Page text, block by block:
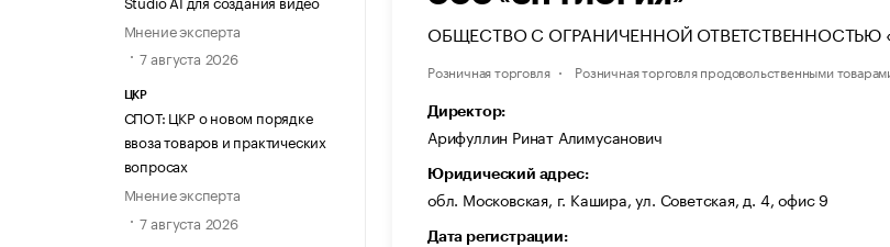
Мнение эксперта
7 августа 2026
ЦКР
СПОТ: ЦКР о новом порядке
ввоза товаров и практических
вопросах
Мнение эксперта
7 августа 2026
ОБЩЕСТВО С ОГРАНИЧЕННОЙ ОТВЕТСТВЕННОСТЬЮ
Розничная торговля Розничная торговля продовольственными
Директор:
Арифуллин Ринат Алимусанович
Юридический адрес:
обл. Московская, г. Кашира, ул. Советская, д. 4, офис 9
Дата регистрации: